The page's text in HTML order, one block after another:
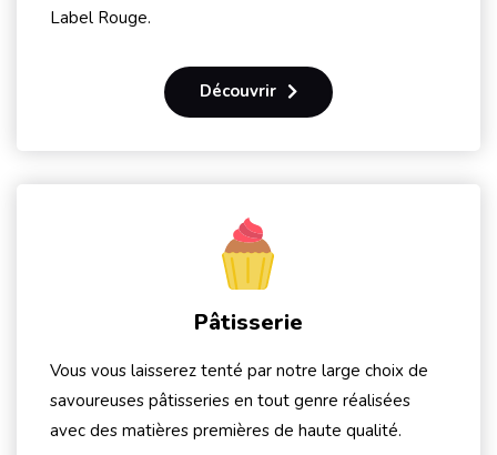
Label Rouge.
Découvrir
Pâtisserie
Vous vous laisserez tenté par notre large choix de
savoureuses pâtisseries en tout genre réalisées
avec des matières premières de haute qualité.